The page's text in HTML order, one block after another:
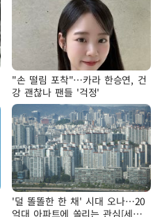
"손 떨림 포착"…카라 한승연, 건
강 괜찮나 팬들 '걱정'
'덜 똘똘한 한 채' 시대 오나…20
억대 아파트에 쏠리는 관심[세제